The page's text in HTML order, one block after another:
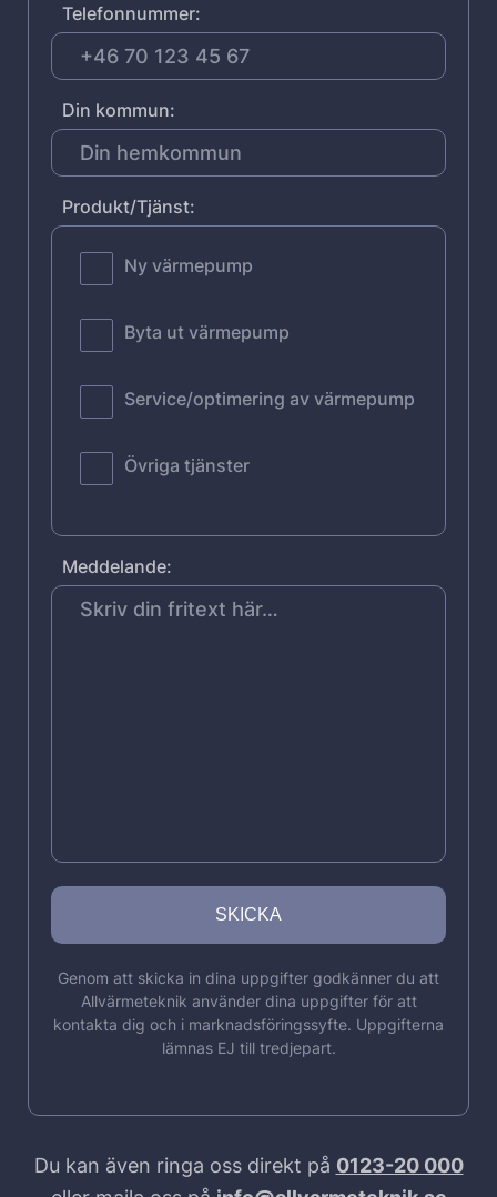
Telefonnummer:
Din kommun:
Produkt/Tjänst:
Ny värmepump
Byta ut värmepump
Service/optimering av värmepump
Övriga tjänster
Meddelande:
Genom att skicka in dina uppgifter godkänner du att
Allvärmeteknik använder dina uppgifter för att
kontakta dig och i marknadsföringssyfte. Uppgifterna
lämnas EJ till tredjepart.
Du kan även ringa oss direkt på 0123-20 000